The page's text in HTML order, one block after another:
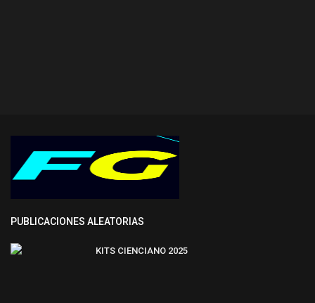
PUBLICACIONES ALEATORIAS
KITS CIENCIANO 2025